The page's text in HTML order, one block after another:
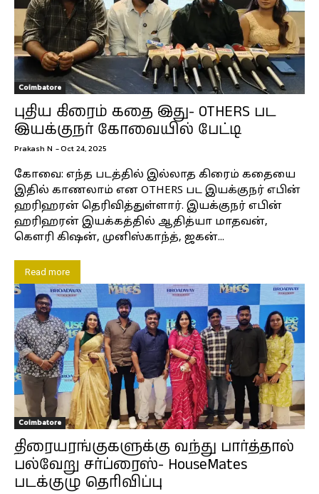
Coimbatore
புதிய கிரைம் கதை இது- OTHERS பட
இயக்குநர் கோவையில் பேட்டி
Prakash N -Oct 24, 2025
கோவை: எந்த படத்தில் இல்லாத கிரைம் கதையை
இதில் காணலாம் என OTHERS பட இயக்குநர் எபின்
ஹரிஹரன் தெரிவித்துள்ளார். இயக்குநர் எபின்
ஹரிஹரன் இயக்கத்தில் ஆதித்யா மாதவன்,
கெளரி கிஷன், முனிஸ்காந்த், ஜகன்...
Read more
Coimbatore
திரையரங்குகளுக்கு வந்து பார்த்தால்
பல்வேறு சர்ப்ரைஸ்- HouseMates
படக்குழு தெரிவிப்பு